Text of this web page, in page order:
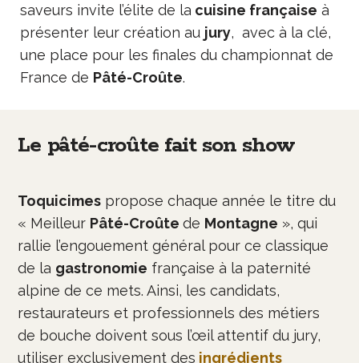
saveurs invite l’élite de la cuisine française à
présenter leur création au jury, avec à la clé,
une place pour les finales du championnat de
France de Pâté-Croûte.
Le pâté-croûte fait son show
Toquicimes propose chaque année le titre du
« Meilleur Pâté-Croûte de Montagne », qui
rallie l’engouement général pour ce classique
de la gastronomie française à la paternité
alpine de ce mets. Ainsi, les candidats,
restaurateurs et professionnels des métiers
de bouche doivent sous l’œil attentif du jury,
utiliser exclusivement des ingrédients